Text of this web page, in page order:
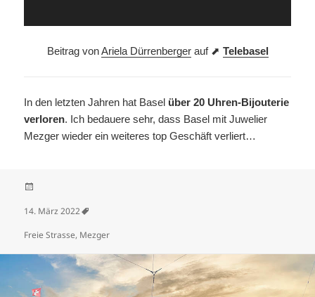
Beitrag vonAriela Dürrenbergerauf ⬈ Telebasel
In den letzten Jahren hat Basel über 20 Uhren-Bijouterie
verloren. Ich bedauere sehr, dass Basel mit Juwelier
Mezger wieder ein weiteres top Geschäft verliert…
14. März 2022
Freie Strasse, Mezger